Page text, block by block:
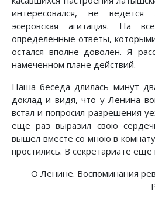
интересовался, не
эсеровская агитация. На
определенные ответы,
остался вполне доволен. Я
намеченном плане действий.
Наша беседа длилась минут
доклад и видя, что у Ленина
встал и попросил разрешения
еще раз выразил свою
вышел вместе со мною в
простились. В секретариате
О Ленине. Воспоминания